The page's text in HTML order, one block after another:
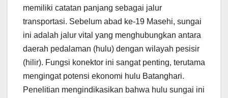
memiliki catatan panjang sebagai jalur
transportasi. Sebelum abad ke-19 Masehi, sungai
ini adalah jalur vital yang menghubungkan antara
daerah pedalaman (hulu) dengan wilayah pesisir
(hilir). Fungsi konektor ini sangat penting, terutama
mengingat potensi ekonomi hulu Batanghari.
Penelitian mengindikasikan bahwa hulu sungai ini